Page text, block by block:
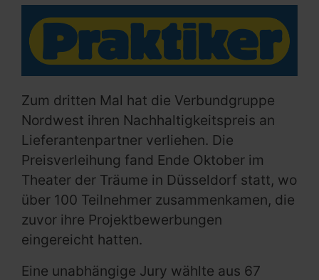
Zum dritten Mal hat die Verbundgruppe
Nordwest ihren Nachhaltigkeitspreis an
Lieferantenpartner verliehen. Die
Preisverleihung fand Ende Oktober im
Theater der Träume in Düsseldorf statt, wo
über 100 Teilnehmer zusammenkamen, die
zuvor ihre Projektbewerbungen
eingereicht hatten.
Eine unabhängige Jury wählte aus 67